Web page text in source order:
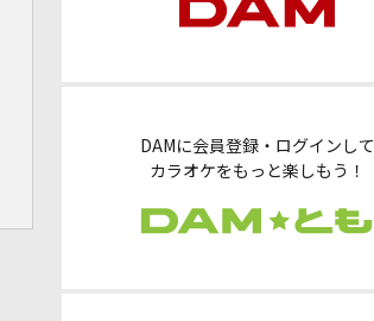
DAMに会員登録・ログインして
カラオケをもっと楽しもう！